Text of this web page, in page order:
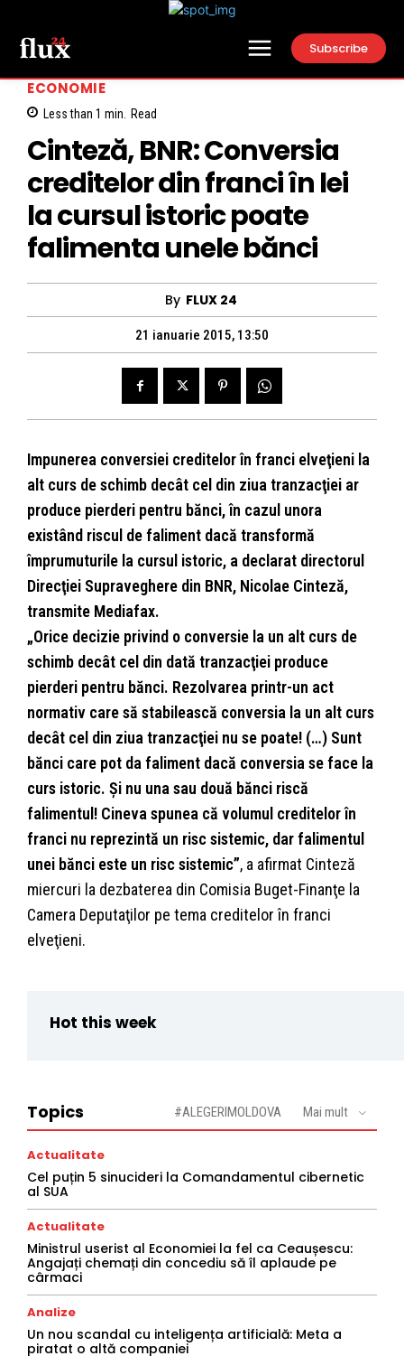
Subscribe
ECONOMIE
Less than 1 min. Read
Cinteză, BNR: Conversia
creditelor din franci în lei
la cursul istoric poate
falimenta unele bănci
By FLUX 24
21 ianuarie 2015, 13:50
Impunerea conversiei creditelor în franci elveţieni la
alt curs de schimb decât cel din ziua tranzacţiei ar
produce pierderi pentru bănci, în cazul unora
existând riscul de faliment dacă transformă
împrumuturile la cursul istoric, a declarat directorul
Direcţiei Supraveghere din BNR, Nicolae Cinteză,
transmite Mediafax.
„Orice decizie privind o conversie la un alt curs de
schimb decât cel din dată tranzacţiei produce
pierderi pentru bănci. Rezolvarea printr-un act
normativ care să stabilească conversia la un alt curs
decât cel din ziua tranzacţiei nu se poate! (…) Sunt
bănci care pot da faliment dacă conversia se face la
curs istoric. Şi nu una sau două bănci riscă
falimentul! Cineva spunea că volumul creditelor în
franci nu reprezintă un risc sistemic, dar falimentul
unei bănci este un risc sistemic”, a afirmat Cinteză
miercuri la dezbaterea din Comisia Buget-Finanţe la
Camera Deputaţilor pe tema creditelor în franci
elveţieni.
Hot this week
Topics #ALEGERIMOLDOVA Mai mult
Actualitate
Cel puțin 5 sinucideri la Comandamentul cibernetic
al SUA
Actualitate
Ministrul userist al Economiei la fel ca Ceaușescu:
Angajați chemați din concediu să îl aplaude pe
cârmaci
Analize
Un nou scandal cu inteligența artificială: Meta a
piratat o altă companiei